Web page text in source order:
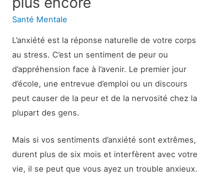
Santé Mentale
L’anxiété est la réponse naturelle de votre corps
au stress. C’est un sentiment de peur ou
d’appréhension face à l’avenir. Le premier jour
d’école, une entrevue d’emploi ou un discours
peut causer de la peur et de la nervosité chez la
plupart des gens.
Mais si vos sentiments d’anxiété sont extrêmes,
durent plus de six mois et interfèrent avec votre
vie, il se peut que vous ayez un trouble anxieux.